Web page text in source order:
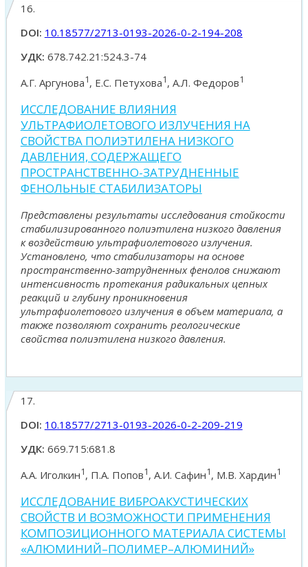
16.
DOI: 10.18577/2713-0193-2026-0-2-194-208
УДК: 678.742.21:524.3-74
А.Г. Аргунова1, Е.С. Петухова1, А.Л. Федоров1
ИССЛЕДОВАНИЕ ВЛИЯНИЯ
УЛЬТРАФИОЛЕТОВОГО ИЗЛУЧЕНИЯ НА
СВОЙСТВА ПОЛИЭТИЛЕНА НИЗКОГО
ДАВЛЕНИЯ, СОДЕРЖАЩЕГО
ПРОСТРАНСТВЕННО-ЗАТРУДНЕННЫЕ
ФЕНОЛЬНЫЕ СТАБИЛИЗАТОРЫ
Представлены результаты исследования стойкости
стабилизированного полиэтилена низкого давления
к воздействию ультрафиолетового излучения.
Установлено, что стабилизаторы на основе
пространственно-затрудненных фенолов снижают
интенсивность протекания радикальных цепных
реакций и глубину проникновения
ультрафиолетового излучения в объем материала, а
также позволяют сохранить реологические
свойства полиэтилена низкого давления.
17.
DOI: 10.18577/2713-0193-2026-0-2-209-219
УДК: 669.715:681.8
А.А. Иголкин1, П.А. Попов1, А.И. Сафин1, М.В. Хардин1
ИССЛЕДОВАНИЕ ВИБРОАКУСТИЧЕСКИХ
СВОЙСТВ И ВОЗМОЖНОСТИ ПРИМЕНЕНИЯ
КОМПОЗИЦИОННОГО МАТЕРИАЛА СИСТЕМЫ
«АЛЮМИНИЙ–ПОЛИМЕР–АЛЮМИНИЙ»